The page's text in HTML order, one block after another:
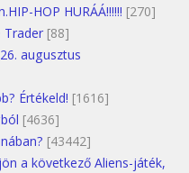
HOP HURÁÁ!!!!!! [270]
Trader [88]
augusztus
Értékeld! [1616]
[4636]
[43442]
a következő Aliens-játék,